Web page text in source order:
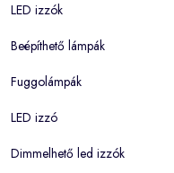
LED izzók
Beépíthető lámpák
Fuggolámpák
LED izzó
Dimmelhető led izzók